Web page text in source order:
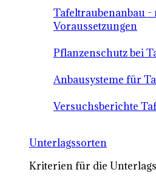
Tafeltraubenanbau -
Voraussetzungen
Pflanzenschutz bei
Anbausysteme für
Versuchsberichte
Unterlagssorten
Kriterien für die